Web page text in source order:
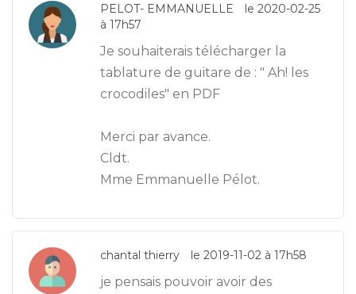
PELOT- EMMANUELLE
le 2020-02-25
à 17h57
Je souhaiterais télécharger la
tablature de guitare de : " Ah! les
crocodiles" en PDF
Merci par avance.
Cldt.
Mme Emmanuelle Pélot.
chantal thierry le 2019-11-02 à 17h58
je pensais pouvoir avoir des